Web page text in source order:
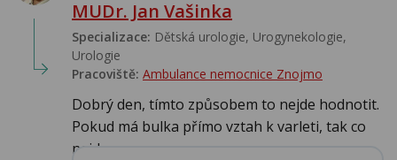
MUDr. Jan Vašinka
Specializace: Dětská urologie, Urogynekologie,
Urologie‎
Pracoviště: Ambulance nemocnice Znojmo
Dobrý den, tímto způsobem to nejde hodnotit.
Pokud má bulka přímo vztah k varleti, tak co
nejd...